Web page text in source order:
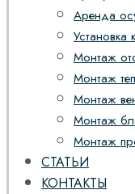
Аренда
Установка
Монтаж
Монтаж
Монтаж
Монтаж
Монтаж
СТАТЬИ
КОНТАКТЫ